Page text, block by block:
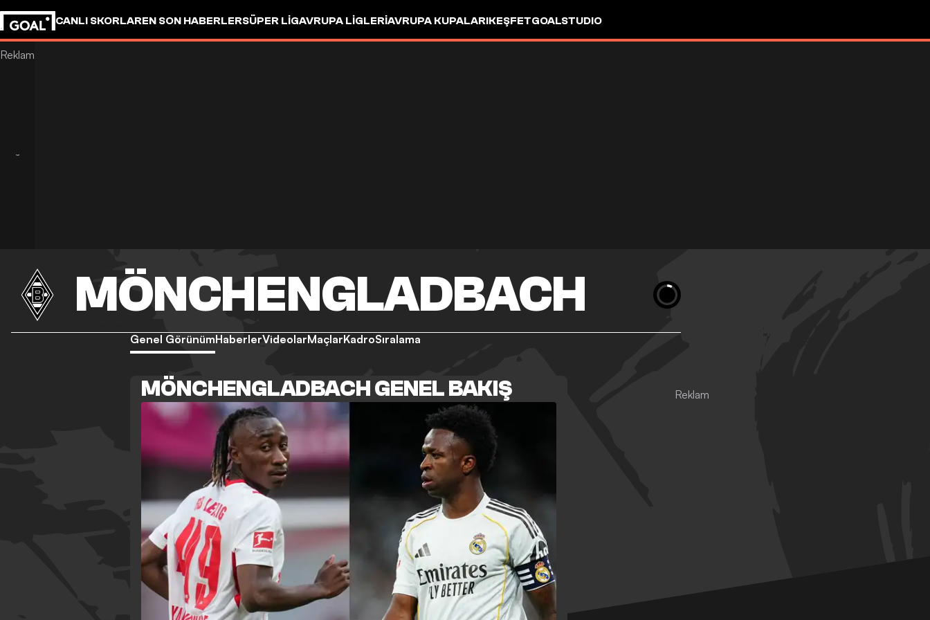
CANLI SKORLAREN SON HABERLERSÜPER LIGAVRUPA LIGLERIAVRUPA KUPALARIKEŞFETGOALSTUDIO
MÖNCHENGLADBACH
Genel GörünümHaberlerVideolarMaçlarKadroSıralama
MÖNCHENGLADBACH GENEL BAKIŞ